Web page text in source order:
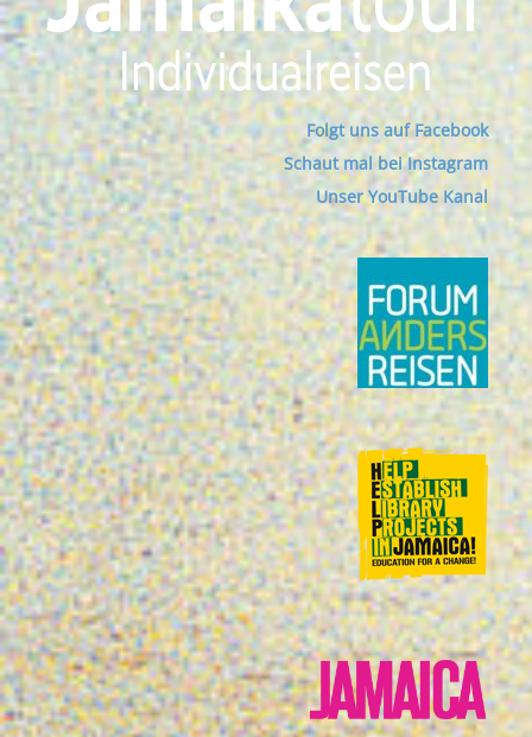
Folgt uns auf Facebook
Schaut mal bei Instagram
Unser YouTube Kanal